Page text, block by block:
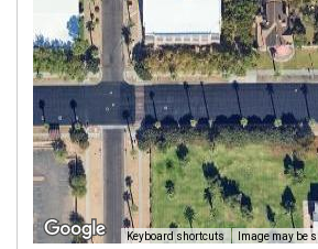
Keyboard shortcuts Image may be